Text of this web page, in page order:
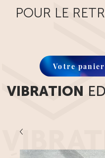
POUR LE
Votre panier
VIBRATION